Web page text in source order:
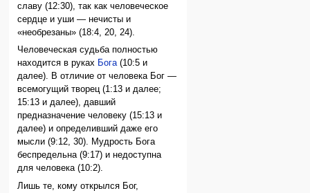
славу (12:30), так как человеческое
сердце и уши — нечисты и
«необрезаны» (18:4, 20, 24).
Человеческая судьба полностью
находится в руках Бога(10:5 и
далее). В отличие от человека Бог —
всемогущий творец (1:13 и далее;
15:13 и далее), давший
предназначение человеку (15:13 и
далее) и определивший даже его
мысли (9:12, 30). Мудрость Бога
беспредельна (9:17) и недоступна
для человека (10:2).
Лишь те, кому открылся Бог,